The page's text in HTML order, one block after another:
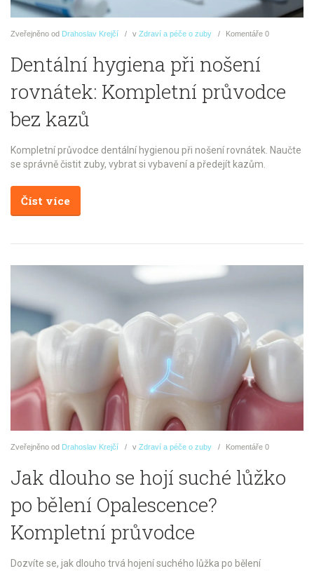
Zveřejněno od Drahoslav Krejčí v Zdraví a péče o zuby Komentáře 0
Dentální hygiena při nošení
rovnátek: Kompletní průvodce
bez kazů
Kompletní průvodce dentální hygienou při nošení rovnátek. Naučte
se správně čistit zuby, vybrat si vybavení a předejít kazům.
Číst více
Zveřejněno od Drahoslav Krejčí v Zdraví a péče o zuby Komentáře 0
Jak dlouho se hojí suché lůžko
po bělení Opalescence?
Kompletní průvodce
Dozvíte se, jak dlouho trvá hojení suchého lůžka po bělení